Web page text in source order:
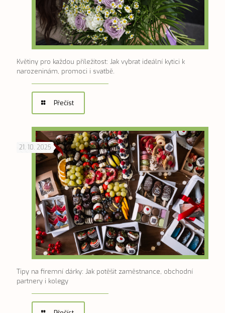
Květiny pro každou příležitost: Jak vybrat ideální kytici k
narozeninám, promoci i svatbě.
Přečíst
21. 10. 2025
Tipy na firemní dárky: Jak potěšit zaměstnance, obchodní
partnery i kolegy